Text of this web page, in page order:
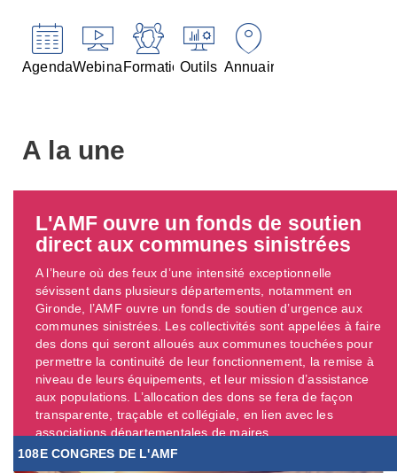
AgendaWebinairesFormationsOutils Annuaires
A la une
L'AMF ouvre un fonds de soutien
direct aux communes sinistrées
A l’heure où des feux d’une intensité exceptionnelle
sévissent dans plusieurs départements, notamment en
Gironde, l’AMF ouvre un fonds de soutien d’urgence aux
communes sinistrées. Les collectivités sont appelées à faire
des dons qui seront alloués aux communes touchées pour
permettre la continuité de leur fonctionnement, la remise à
niveau de leurs équipements, et leur mission d’assistance
aux populations. L’allocation des dons se fera de façon
transparente, traçable et collégiale, en lien avec les
associations départementales de maires. ...
108E CONGRES DE L'AMF